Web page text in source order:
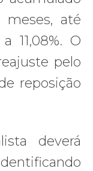
até
11,08%. O
pelo
reposição
deverá